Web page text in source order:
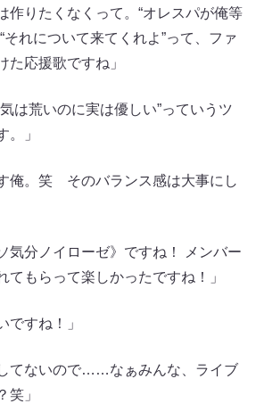
作りたくなくって。“オレスパが俺等
それについて来てくれよ”って、ファ
た応援歌ですね」
は荒いのに実は優しい”っていうツ
。」
俺。笑 そのバランス感は大事にし
気分ノイローゼ》ですね！ メンバー
てもらって楽しかったですね！」
ですね！」
てないので……なぁみんな、ライブ
笑」